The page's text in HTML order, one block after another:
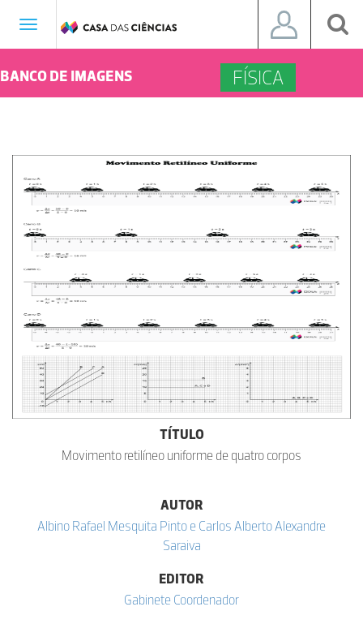
Toggle
BANCO DE IMAGENS FÍSICA
TÍTULO
Movimento retilíneo uniforme de quatro corpos
AUTOR
Albino Rafael Mesquita Pinto e Carlos Alberto Alexandre
Saraiva
EDITOR
Gabinete Coordenador